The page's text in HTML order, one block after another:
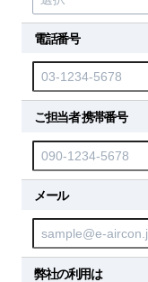
電話番号
ご担当者 携帯番号
メール
弊社の利用は